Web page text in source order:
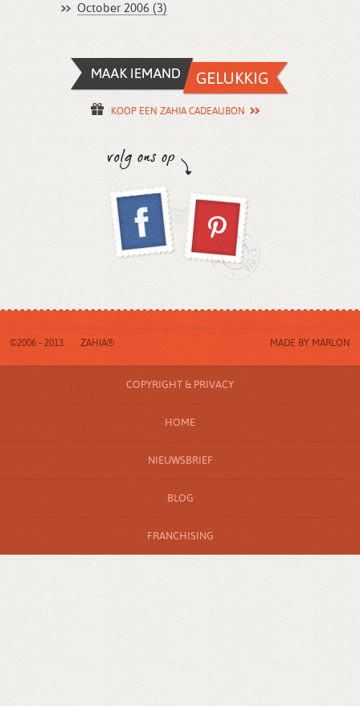
October 2006 (3)
KOOP EEN ZAHIA CADEAUBON
©2006 - 2013 ZAHIA® MADE BY MARLON
COPYRIGHT & PRIVACY
HOME
NIEUWSBRIEF
BLOG
FRANCHISING